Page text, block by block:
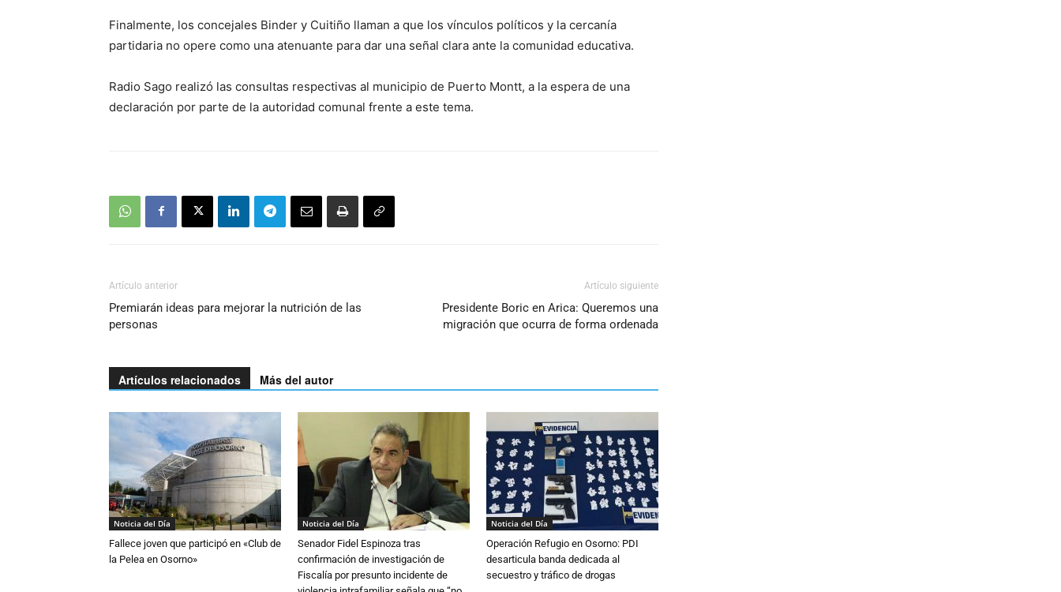
Finalmente, los concejales Binder y Cuitiño llaman a que los vínculos políticos y la cercanía
partidaria no opere como una atenuante para dar una señal clara ante la comunidad educativa.
Radio Sago realizó las consultas respectivas al municipio de Puerto Montt, a la espera de una
declaración por parte de la autoridad comunal frente a este tema.
Artículo anterior
Premiarán ideas para mejorar la nutrición de las
personas
Artículo siguiente
Presidente Boric en Arica: Queremos una
migración que ocurra de forma ordenada
Artículos relacionados Más del autor
Noticia del Día
Fallece joven que participó en «Club de
la Pelea en Osorno»
Noticia del Día
Senador Fidel Espinoza tras
confirmación de investigación de
Fiscalía por presunto incidente de
Noticia del Día
Operación Refugio en Osorno: PDI
desarticula banda dedicada al
secuestro y tráfico de drogas